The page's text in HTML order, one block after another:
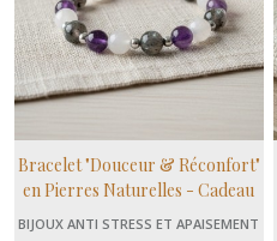
Bracelet "Douceur & Réconfort"
en Pierres Naturelles - Cadeau
Bien-être Femme Fibromyalgie
BIJOUX ANTI STRESS ET APAISEMENT